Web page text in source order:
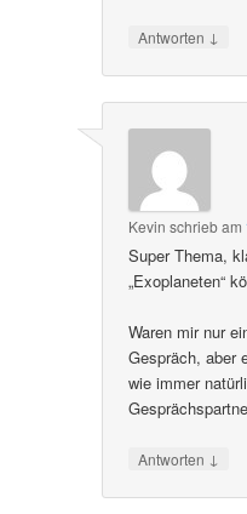
Antworten ↓
Kevin schriebam
Super Thema,
„Exoplaneten“
Waren mir nur
Gespräch, aber
wie immer
Antworten ↓